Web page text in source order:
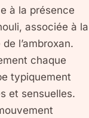
à la présence
associée à la
l’ambroxan.
chaque
typiquement
et sensuelles.